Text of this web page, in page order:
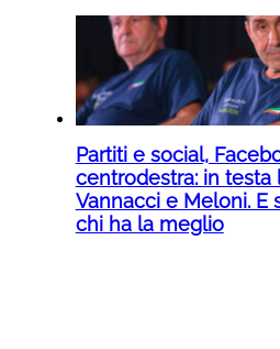
Partiti e social,
centrodestra: in testa
Vannacci e Meloni. E
chi ha la meglio